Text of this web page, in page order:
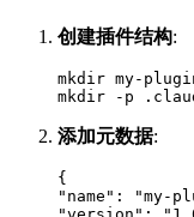
创建插件结构:
mkdir my-
添加元数据:
{
"name": "my-